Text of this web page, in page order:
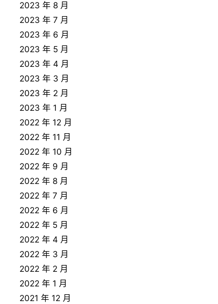
2023 年 8 月
2023 年 7 月
2023 年 6 月
2023 年 5 月
2023 年 4 月
2023 年 3 月
2023 年 2 月
2023 年 1 月
2022 年 12 月
2022 年 11 月
2022 年 10 月
2022 年 9 月
2022 年 8 月
2022 年 7 月
2022 年 6 月
2022 年 5 月
2022 年 4 月
2022 年 3 月
2022 年 2 月
2022 年 1 月
2021 年 12 月